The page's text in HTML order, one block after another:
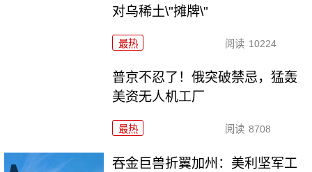
对乌稀土\"摊牌\"
最热 阅读 10224
普京不忍了！俄突破禁忌，猛轰
美资无人机工厂
最热 阅读 8708
吞金巨兽折翼加州：美利坚军工